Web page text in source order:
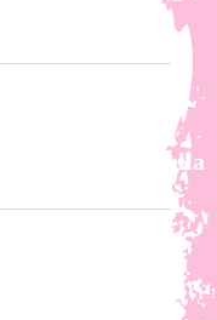
The Magnolia